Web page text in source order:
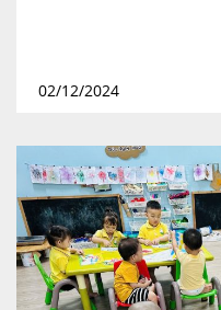
02/12/2024